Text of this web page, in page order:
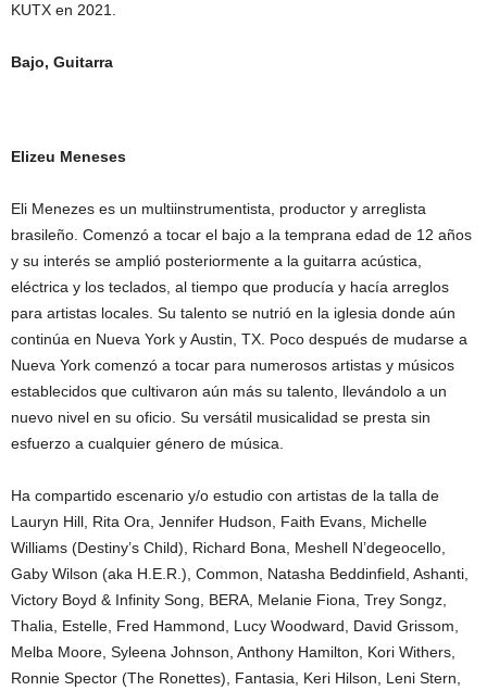
KUTX en 2021.
Bajo, Guitarra
Elizeu Meneses
Eli Menezes es un multiinstrumentista, productor y arreglista
brasileño. Comenzó a tocar el bajo a la temprana edad de 12 años
y su interés se amplió posteriormente a la guitarra acústica,
eléctrica y los teclados, al tiempo que producía y hacía arreglos
para artistas locales. Su talento se nutrió en la iglesia donde aún
continúa en Nueva York y Austin, TX. Poco después de mudarse a
Nueva York comenzó a tocar para numerosos artistas y músicos
establecidos que cultivaron aún más su talento, llevándolo a un
nuevo nivel en su oficio. Su versátil musicalidad se presta sin
esfuerzo a cualquier género de música.
Ha compartido escenario y/o estudio con artistas de la talla de
Lauryn Hill, Rita Ora, Jennifer Hudson, Faith Evans, Michelle
Williams (Destiny’s Child), Richard Bona, Meshell N’degeocello,
Gaby Wilson (aka H.E.R.), Common, Natasha Beddinfield, Ashanti,
Victory Boyd & Infinity Song, BERA, Melanie Fiona, Trey Songz,
Thalia, Estelle, Fred Hammond, Lucy Woodward, David Grissom,
Melba Moore, Syleena Johnson, Anthony Hamilton, Kori Withers,
Ronnie Spector (The Ronettes), Fantasia, Keri Hilson, Leni Stern,